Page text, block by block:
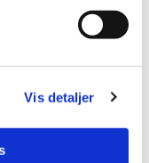
Vis detaljer